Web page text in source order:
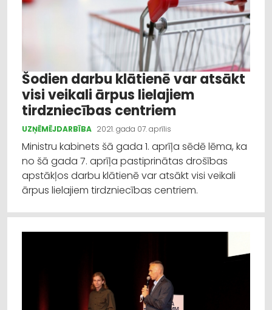
Šodien darbu klātienē var atsākt
visi veikali ārpus lielajiem
tirdzniecības centriem
UZŅĒMĒJDARBĪBA 2021. gada 07. aprīlis
Ministru kabinets šā gada 1. aprīļa sēdē lēma, ka
no šā gada 7. aprīļa pastiprinātas drošības
apstākļos darbu klātienē var atsākt visi veikali
ārpus lielajiem tirdzniecības centriem.